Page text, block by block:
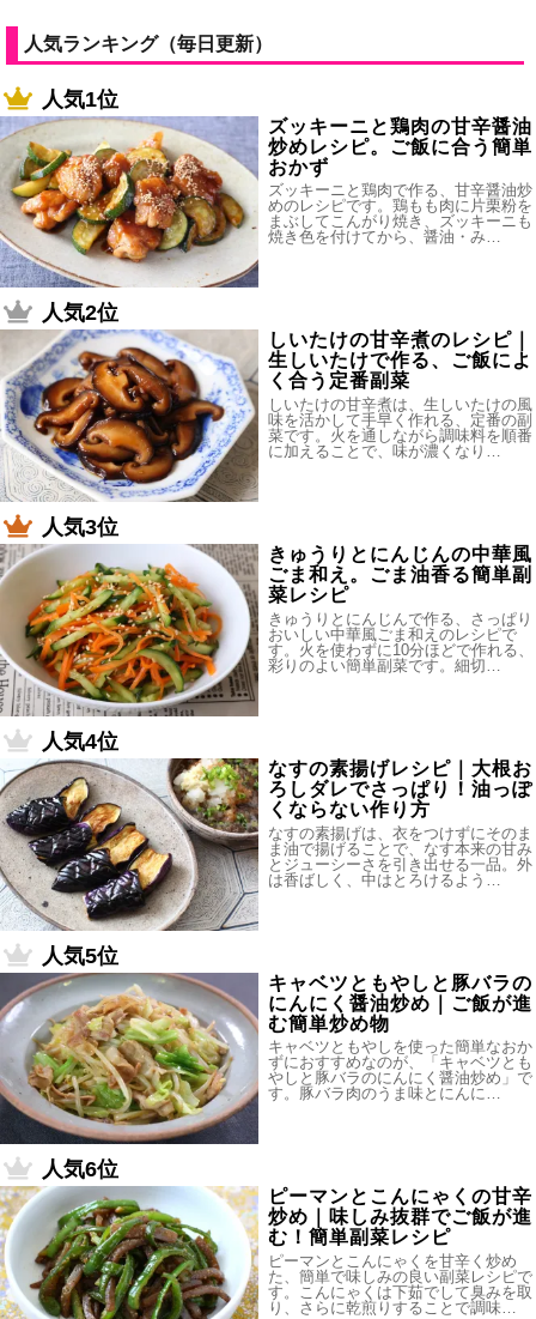
人気ランキング（毎日更新）
人気1位
ズッキーニと鶏肉の甘辛醤油
炒めレシピ。ご飯に合う簡単
おかず
ズッキーニと鶏肉で作る、甘辛醤油炒
めのレシピです。鶏もも肉に片栗粉を
まぶしてこんがり焼き、ズッキーニも
焼き色を付けてから、醤油・み…
人気2位
しいたけの甘辛煮のレシピ｜
生しいたけで作る、ご飯によ
く合う定番副菜
しいたけの甘辛煮は、生しいたけの風
味を活かして手早く作れる、定番の副
菜です。火を通しながら調味料を順番
に加えることで、味が濃くなり…
人気3位
きゅうりとにんじんの中華風
ごま和え。ごま油香る簡単副
菜レシピ
きゅうりとにんじんで作る、さっぱり
おいしい中華風ごま和えのレシピで
す。火を使わずに10分ほどで作れる、
彩りのよい簡単副菜です。細切…
人気4位
なすの素揚げレシピ｜大根お
ろしダレでさっぱり！油っぽ
くならない作り方
なすの素揚げは、衣をつけずにそのま
ま油で揚げることで、なす本来の甘み
とジューシーさを引き出せる一品。外
は香ばしく、中はとろけるよう…
人気5位
キャベツともやしと豚バラの
にんにく醤油炒め｜ご飯が進
む簡単炒め物
キャベツともやしを使った簡単なおか
ずにおすすめなのが、「キャベツとも
やしと豚バラのにんにく醤油炒め」で
す。豚バラ肉のうま味とにんに…
人気6位
ピーマンとこんにゃくの甘辛
炒め｜味しみ抜群でご飯が進
む！簡単副菜レシピ
ピーマンとこんにゃくを甘辛く炒め
た、簡単で味しみの良い副菜レシピで
す。こんにゃくは下茹でして臭みを取
り、さらに乾煎りすることで調味…